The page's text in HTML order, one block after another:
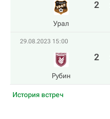
Урал
2
29.08.2023 15:00
Рубин
2
История встреч